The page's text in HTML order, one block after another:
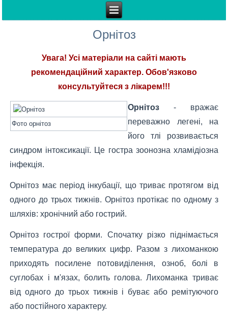
Орнітоз
Увага! Усі матеріали на сайті мають
рекомендаційний характер. Обов'язково
консультуйтеся з лікарем!!!
Фото орнітоз
Орнітоз - вражає
переважно легені, на
його тлі розвивається
синдром інтоксикації. Це гостра зоонозна хламідіозна
інфекція.
Орнітоз має період інкубації, що триває протягом від
одного до трьох тижнів. Орнітоз протікає по одному з
шляхів: хронічний або гострий.
Орнітоз гострої форми. Спочатку різко піднімається
температура до великих цифр. Разом з лихоманкою
приходять посилене потовиділення, озноб, болі в
суглобах і м'язах, болить голова. Лихоманка триває
від одного до трьох тижнів і буває або ремітуючого
або постійного характеру.